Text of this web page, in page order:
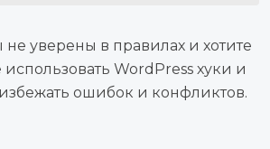
уверены в правилах и хотите
WordPress хуки и
ошибок и конфликтов.